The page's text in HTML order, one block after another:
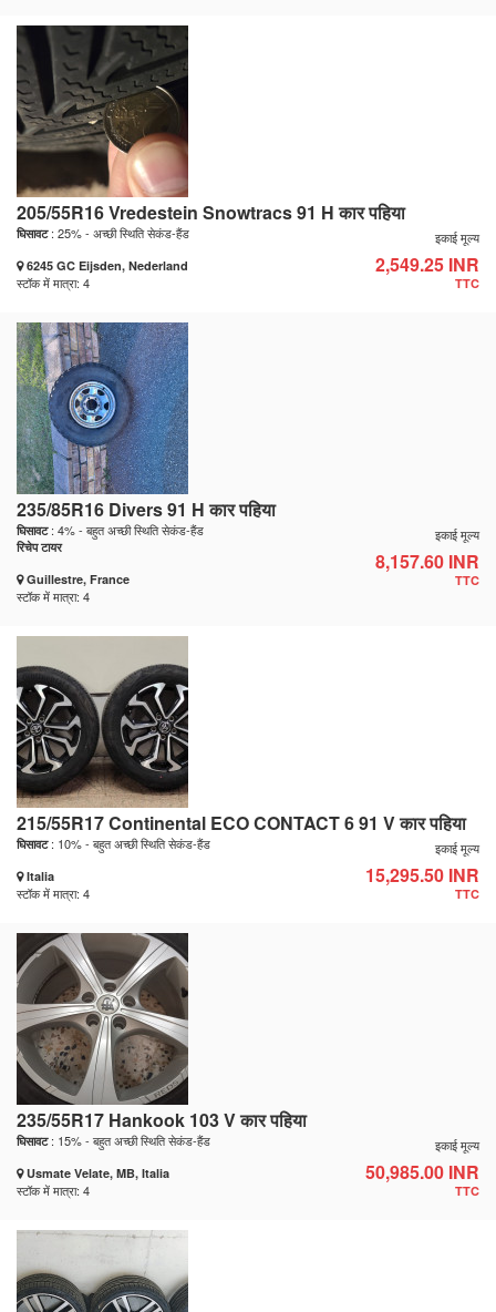
205/55R16 Vredestein Snowtracs 91 H कार पहिया
घिसावट: 25% - अच्छी स्थिति सेकंड-हैंड
6245 GC Eijsden, Nederland
स्टॉक में मात्रा: 4
इकाई मूल्य
2,549.25 INR
TTC
235/85R16 Divers 91 H कार पहिया
घिसावट: 4% - बहुत अच्छी स्थिति सेकंड-हैंड
रिचेप टायर
Guillestre, France
स्टॉक में मात्रा: 4
इकाई मूल्य
8,157.60 INR
TTC
215/55R17 Continental ECO CONTACT 6 91 V कार पहिया
घिसावट: 10% - बहुत अच्छी स्थिति सेकंड-हैंड
Italia
स्टॉक में मात्रा: 4
इकाई मूल्य
15,295.50 INR
TTC
235/55R17 Hankook 103 V कार पहिया
घिसावट: 15% - बहुत अच्छी स्थिति सेकंड-हैंड
Usmate Velate, MB, Italia
स्टॉक में मात्रा: 4
इकाई मूल्य
50,985.00 INR
TTC